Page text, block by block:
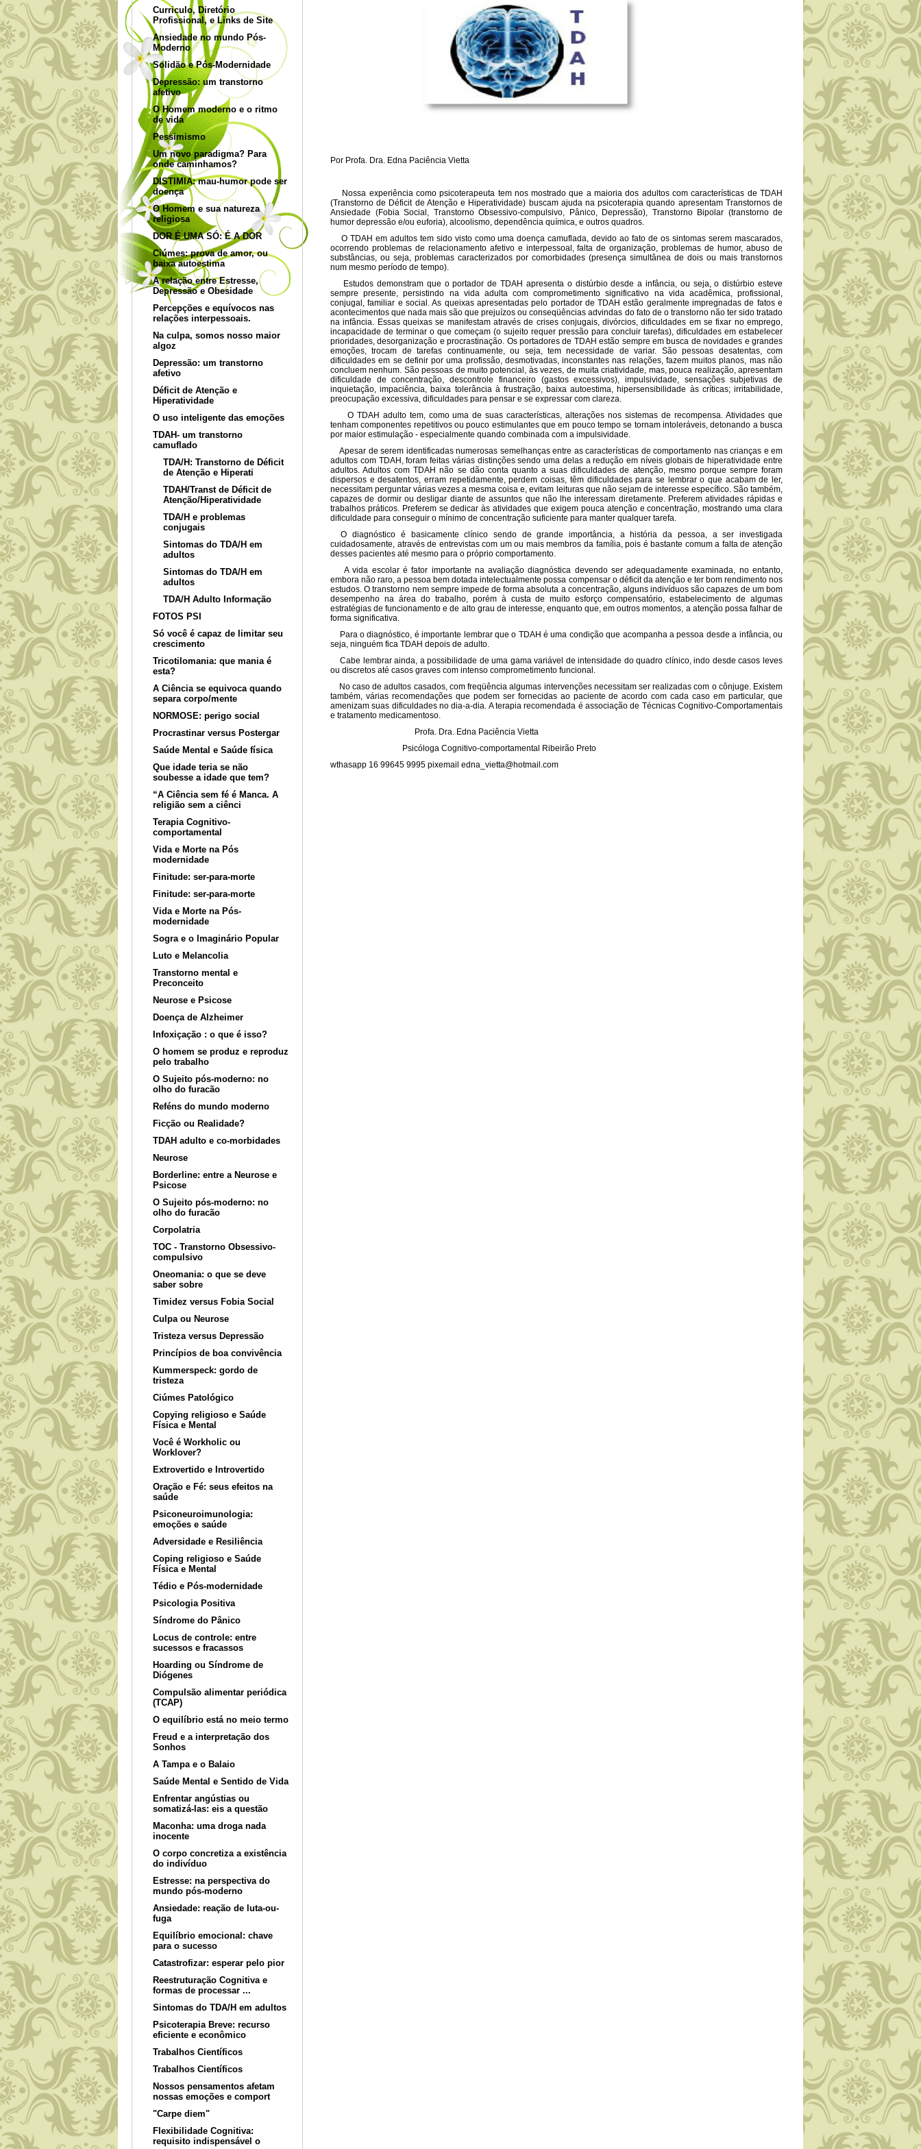
Curriculo, Diretório
Profissional, e Links de Site
Ansiedade no mundo Pós-
Moderno
Solidão e Pós-Modernidade
Depressão: um transtorno
afetivo
O Homem moderno e o ritmo
de vida
Pessimismo
Um novo paradigma? Para
onde caminhamos?
DISTIMIA: mau-humor pode ser
doença
O Homem e sua natureza
religiosa
DOR É UMA SÓ: É A DOR
Ciúmes: prova de amor, ou
baixa autoestima
A relação entre Estresse,
Depressão e Obesidade
Percepções e equívocos nas
relações interpessoais.
Na culpa, somos nosso maior
algoz
Depressão: um transtorno
afetivo
Déficit de Atenção e
Hiperatividade
O uso inteligente das emoções
TDAH- um transtorno
camuflado
TDA/H: Transtorno de Déficit
de Atenção e Hiperati
TDAH/Transt de Déficit de
Atenção/Hiperatividade
TDA/H e problemas
conjugais
Sintomas do TDA/H em
adultos
Sintomas do TDA/H em
adultos
TDA/H Adulto Informação
FOTOS PSI
Só você é capaz de limitar seu
crescimento
Tricotilomania: que mania é
esta?
A Ciência se equivoca quando
separa corpo/mente
NORMOSE: perigo social
Procrastinar versus Postergar
Saúde Mental e Saúde física
Que idade teria se não
soubesse a idade que tem?
“A Ciência sem fé é Manca. A
religião sem a ciênci
Terapia Cognitivo-
comportamental
Vida e Morte na Pós
modernidade
Finitude: ser-para-morte
Finitude: ser-para-morte
Vida e Morte na Pós-
modernidade
Sogra e o Imaginário Popular
Luto e Melancolia
Transtorno mental e
Preconceito
Neurose e Psicose
Doença de Alzheimer
Infoxiçação : o que é isso?
O homem se produz e reproduz
pelo trabalho
O Sujeito pós-moderno: no
olho do furacão
Reféns do mundo moderno
Ficção ou Realidade?
TDAH adulto e co-morbidades
Neurose
Borderline: entre a Neurose e
Psicose
O Sujeito pós-moderno: no
olho do furacão
Corpolatria
TOC - Transtorno Obsessivo-
compulsivo
Oneomania: o que se deve
saber sobre
Timidez versus Fobia Social
Culpa ou Neurose
Tristeza versus Depressão
Princípios de boa convivência
Kummerspeck: gordo de
tristeza
Ciúmes Patológico
Copying religioso e Saúde
Física e Mental
Você é Workholic ou
Worklover?
Extrovertido e Introvertido
Oração e Fé: seus efeitos na
saúde
Psiconeuroimunologia:
emoções e saúde
Adversidade e Resiliência
Coping religioso e Saúde
Física e Mental
Tédio e Pós-modernidade
Psicologia Positiva
Síndrome do Pânico
Locus de controle: entre
sucessos e fracassos
Hoarding ou Síndrome de
Diógenes
Compulsão alimentar periódica
(TCAP)
O equilíbrio está no meio termo
Freud e a interpretação dos
Sonhos
A Tampa e o Balaio
Saúde Mental e Sentido de Vida
Enfrentar angústias ou
somatizá-las: eis a questão
Maconha: uma droga nada
inocente
O corpo concretiza a existência
do indivíduo
Estresse: na perspectiva do
mundo pós-moderno
Ansiedade: reação de luta-ou-
fuga
Equilíbrio emocional: chave
para o sucesso
Catastrofizar: esperar pelo pior
Reestruturação Cognitiva e
formas de processar ...
Sintomas do TDA/H em adultos
Psicoterapia Breve: recurso
eficiente e econômico
Trabalhos Científicos
Trabalhos Científicos
Nossos pensamentos afetam
nossas emoções e comport
"Carpe diem"
Flexibilidade Cognitiva:
requisito indispensável o
Por Profa. Dra. Edna Paciência Vietta
Nossa experiência como psicoterapeuta tem nos mostrado que a maioria dos adultos com características de TDAH
(Transtorno de Déficit de Atenção e Hiperatividade) buscam ajuda na psicoterapia quando apresentam Transtornos de
Ansiedade (Fobia Social, Transtorno Obsessivo-compulsivo, Pânico, Depressão), Transtorno Bipolar (transtorno de
humor depressão e/ou euforia), alcoolismo, dependência química, e outros quadros.
O TDAH em adultos tem sido visto como uma doença camuflada, devido ao fato de os sintomas serem mascarados,
ocorrendo problemas de relacionamento afetivo e interpessoal, falta de organização, problemas de humor, abuso de
substâncias, ou seja, problemas caracterizados por comorbidades (presença simultânea de dois ou mais transtornos
num mesmo período de tempo).
Estudos demonstram que o portador de TDAH apresenta o distúrbio desde a infância, ou seja, o distúrbio esteve
sempre presente, persistindo na vida adulta com comprometimento significativo na vida acadêmica, profissional,
conjugal, familiar e social. As queixas apresentadas pelo portador de TDAH estão geralmente impregnadas de fatos e
acontecimentos que nada mais são que prejuízos ou conseqüências advindas do fato de o transtorno não ter sido tratado
na infância. Essas queixas se manifestam através de crises conjugais, divórcios, dificuldades em se fixar no emprego,
incapacidade de terminar o que começam (o sujeito requer pressão para concluir tarefas), dificuldades em estabelecer
prioridades, desorganização e procrastinação. Os portadores de TDAH estão sempre em busca de novidades e grandes
emoções, trocam de tarefas continuamente, ou seja, tem necessidade de variar. São pessoas desatentas, com
dificuldades em se definir por uma profissão, desmotivadas, inconstantes nas relações, fazem muitos planos, mas não
concluem nenhum. São pessoas de muito potencial, às vezes, de muita criatividade, mas, pouca realização, apresentam
dificuldade de concentração, descontrole financeiro (gastos excessivos), impulsividade, sensações subjetivas de
inquietação, impaciência, baixa tolerância à frustração, baixa autoestima, hipersensibilidade às críticas; irritabilidade,
preocupação excessiva, dificuldades para pensar e se expressar com clareza.
O TDAH adulto tem, como uma de suas características, alterações nos sistemas de recompensa. Atividades que
tenham componentes repetitivos ou pouco estimulantes que em pouco tempo se tornam intoleráveis, detonando a busca
por maior estimulação - especialmente quando combinada com a impulsividade.
Apesar de serem identificadas numerosas semelhanças entre as características de comportamento nas crianças e em
adultos com TDAH, foram feitas várias distinções sendo uma delas a redução em níveis globais de hiperatividade entre
adultos. Adultos com TDAH não se dão conta quanto a suas dificuldades de atenção, mesmo porque sempre foram
dispersos e desatentos, erram repetidamente, perdem coisas, têm dificuldades para se lembrar o que acabam de ler,
necessitam perguntar várias vezes a mesma coisa e, evitam leituras que não sejam de interesse específico. São também,
capazes de dormir ou desligar diante de assuntos que não lhe interessam diretamente. Preferem atividades rápidas e
trabalhos práticos. Preferem se dedicar às atividades que exigem pouca atenção e concentração, mostrando uma clara
dificuldade para conseguir o mínimo de concentração suficiente para manter qualquer tarefa.
O diagnóstico é basicamente clínico sendo de grande importância, a história da pessoa, a ser investigada
cuidadosamente, através de entrevistas com um ou mais membros da família, pois é bastante comum a falta de atenção
desses pacientes até mesmo para o próprio comportamento.
A vida escolar é fator importante na avaliação diagnóstica devendo ser adequadamente examinada, no entanto,
embora não raro, a pessoa bem dotada intelectualmente possa compensar o déficit da atenção e ter bom rendimento nos
estudos. O transtorno nem sempre impede de forma absoluta a concentração, alguns indivíduos são capazes de um bom
desempenho na área do trabalho, porém à custa de muito esforço compensatório, estabelecimento de algumas
estratégias de funcionamento e de alto grau de interesse, enquanto que, em outros momentos, a atenção possa falhar de
forma significativa.
Para o diagnóstico, é importante lembrar que o TDAH é uma condição que acompanha a pessoa desde a infância, ou
seja, ninguém fica TDAH depois de adulto.
Cabe lembrar ainda, a possibilidade de uma gama variável de intensidade do quadro clínico, indo desde casos leves
ou discretos até casos graves com intenso comprometimento funcional.
No caso de adultos casados, com freqüência algumas intervenções necessitam ser realizadas com o cônjuge. Existem
também, várias recomendações que podem ser fornecidas ao paciente de acordo com cada caso em particular, que
amenizam suas dificuldades no dia-a-dia. A terapia recomendada é associação de Técnicas Cognitivo-Comportamentais
e tratamento medicamentoso.
Profa. Dra. Edna Paciência Vietta
Psicóloga Cognitivo-comportamental Ribeirão Preto
wthasapp 16 99645 9995 pixemail edna_vietta@hotmail.com